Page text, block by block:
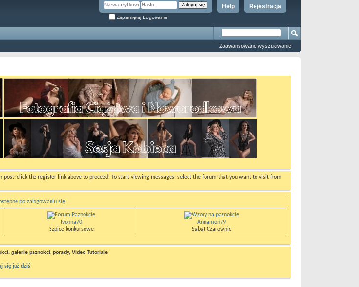
Rejestracja
Help
Zapamiętaj Logowanie
Zaawansowane wyszukiwanie
post: click the register link above to proceed. To start viewing messages, select the forum that you want to visit from
po zalogowaniu się
Ivonna70
Szpice konkursowe
Annamon79
Sabat Czarownic
galerie paznokci, porady, Video Tutoriale
się już dziś